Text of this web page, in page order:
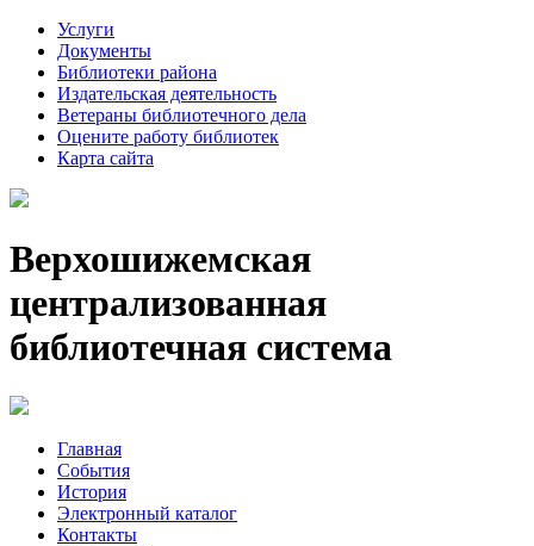
Услуги
Документы
Библиотеки района
Издательская деятельность
Ветераны библиотечного дела
Оцените работу библиотек
Карта сайта
Верхошижемская
централизованная
библиотечная система
Главная
События
История
Электронный каталог
Контакты